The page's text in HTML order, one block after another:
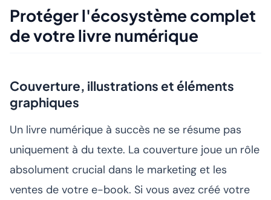
Protéger l'écosystème complet
de votre livre numérique
Couverture, illustrations et éléments
graphiques
Un livre numérique à succès ne se résume pas
uniquement à du texte. La couverture joue un rôle
absolument crucial dans le marketing et les
ventes de votre e-book. Si vous avez créé votre